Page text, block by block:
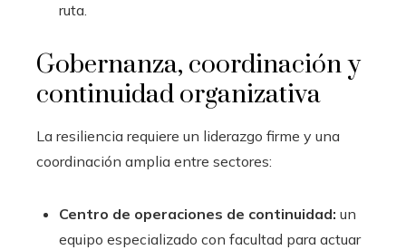
ruta.
Gobernanza, coordinación y
continuidad organizativa
La resiliencia requiere un liderazgo firme y una
coordinación amplia entre sectores:
Centro de operaciones de continuidad: un
equipo especializado con facultad para actuar